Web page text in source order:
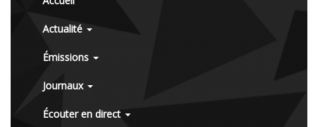
Actualité
Émissions
Journaux
Écouter en direct